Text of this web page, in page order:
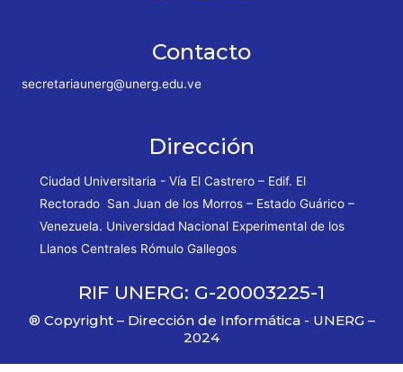
Contacto
secretariaunerg@unerg.edu.ve
Dirección
Ciudad Universitaria - Vía El Castrero – Edif. El
Rectorado San Juan de los Morros – Estado Guárico –
Venezuela. Universidad Nacional Experimental de los
Llanos Centrales Rómulo Gallegos
RIF UNERG: G-20003225-1
® Copyright – Dirección de Informática - UNERG –
2024